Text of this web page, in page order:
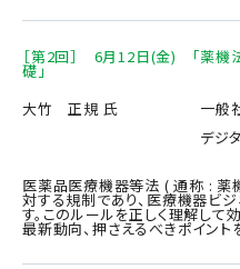
［第2回］ 6月12日(金) 「薬機
礎」
大竹 正規 氏
一般
デジ
医薬品医療機器等法 ( 通称 :
対する規制であり、医療機器ビ
す。このルールを正しく理解して
最新動向、押さえるべきポイント